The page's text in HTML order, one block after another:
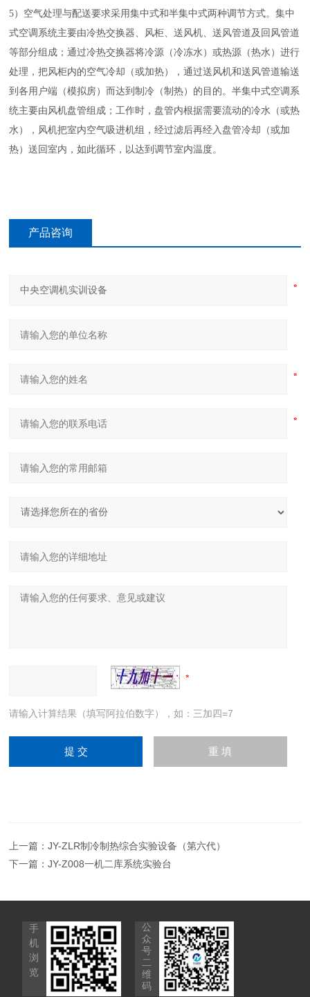
5）空气处理与配送要求采用集中式和半集中式两种调节方式。集中
式空调系统主要由冷热交换器、风柜、送风机、送风管道及回风管道
等部分组成；通过冷热交换器将冷源（冷冻水）或热源（热水）进行
处理，把风柜内的空气冷却（或加热），通过送风机和送风管道输送
到各用户端（模拟房）而达到制冷（制热）的目的。半集中式空调系
统主要由风机盘管组成；工作时，盘管内根据需要流动的冷水（或热
水），风机把室内空气吸进机组，经过滤后再经入盘管冷却（或加
热）送回室内，如此循环，以达到调节室内温度。
产品咨询
请输入计算结果（填写阿拉伯数字），如：三加四=7
上一篇：JY-ZLR制冷制热综合实验设备（第六代）
下一篇：JY-Z008一机二库系统实验台
手
机
浏
览
公
众
号
二
维
码